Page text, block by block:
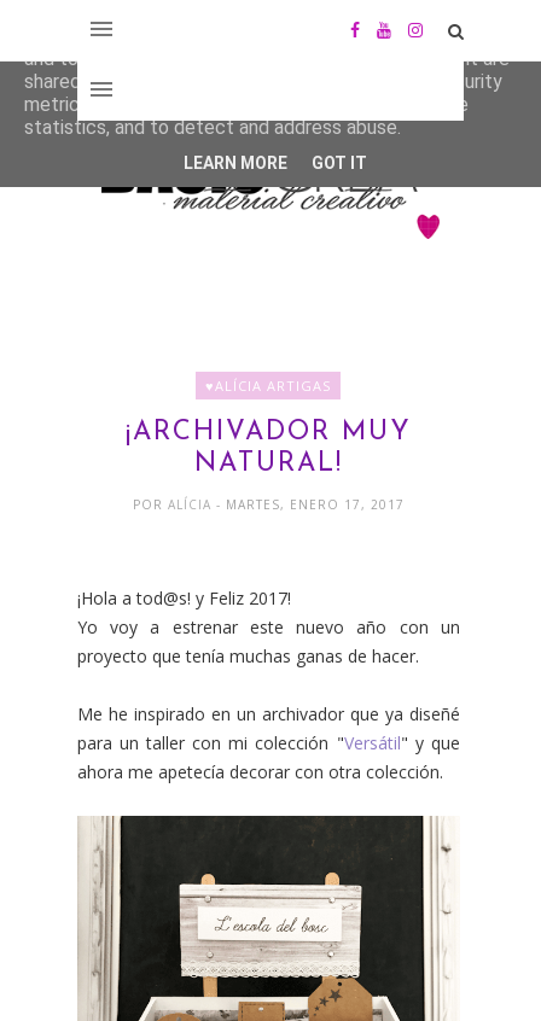
♥ALÍCIA ARTIGAS
¡ARCHIVADOR MUY
NATURAL!
POR ALÍCIA - MARTES, ENERO 17, 2017
¡Hola a tod@s! y Feliz 2017!
Yo voy a estrenar este nuevo año con un
proyecto que tenía muchas ganas de hacer.
Me he inspirado en un archivador que ya diseñé
para un taller con mi colección "Versátil" y que
ahora me apetecía decorar con otra colección.
This site uses cookies from Google to deliver its services
and to analyze traffic. Your IP address and user-agent are
shared with Google along with performance and security
metrics to ensure quality of service, generate usage
statistics, and to detect and address abuse.
LEARN MORE GOT IT